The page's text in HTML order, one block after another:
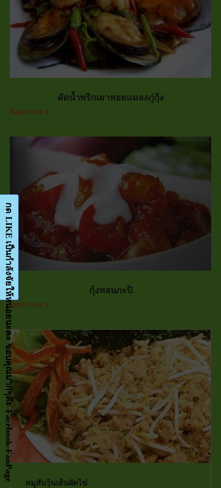
ผัดน้ำพริกเผาหอยแมลงภู่กุ้ง
Read more
กุ้งหลนกะปิ
Read more
หมูสับวุ้นเส้นผัดไข่
กด LIKE เป็นกำลังจัยให้หน่อยนะคะ ขอบคุณมากๆค่ะ-Facebook-FanPage